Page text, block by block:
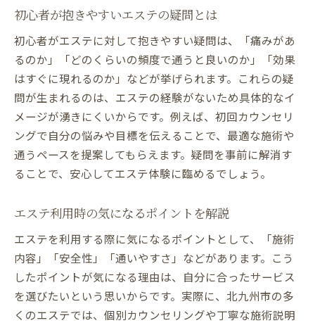
初心者が抱きやすいエステの疑問とは
初心者がエステに対して抱きやすい疑問は、「痛みがあ
るのか」「どのくらいの頻度で通うと良いのか」「効果
はすぐに現れるのか」などが挙げられます。これらの疑
問が生まれるのは、エステの経験がないため具体的なイ
メージが湧きにくいからです。例えば、初回カウンセリ
ングで自分の悩みや目標を伝えることで、最適な施術や
通うペースを提案してもらえます。疑問を事前に解消す
ることで、安心してエステ体験に臨めるでしょう。
エステ利用時の気になるポイントを解説
エステを利用する際に気になるポイントとして、「施術
内容」「安全性」「通いやすさ」などがあります。こう
したポイントが気になる理由は、自分に合ったサービス
を選びたいという思いからです。実際に、北九州市の多
くのエステでは、個別カウンセリングや丁寧な施術説明